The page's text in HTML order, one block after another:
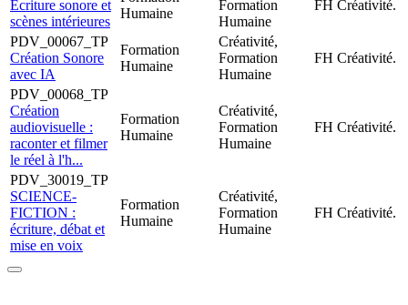
Ecriture sonore et
scènes intérieures
Humaine
Formation
Humaine
FH Créativité.
PDV_00067_TP
Création Sonore
avec IA
Formation
Humaine
Créativité,
Formation
Humaine
FH Créativité.
PDV_00068_TP
Création
audiovisuelle :
raconter et filmer
le réel à l'h...
Formation
Humaine
Créativité,
Formation
Humaine
FH Créativité.
PDV_30019_TP
SCIENCE-
FICTION :
écriture, débat et
mise en voix
Formation
Humaine
Créativité,
Formation
Humaine
FH Créativité.